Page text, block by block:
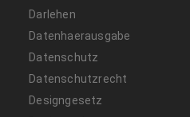
Darlehen
Datenhaerausgabe
Datenschutz
Datenschutzrecht
Designgesetz